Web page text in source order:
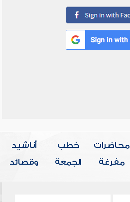
محاضرات
مفرغة
خطب
الجمعة
أناشيد
وقصائد